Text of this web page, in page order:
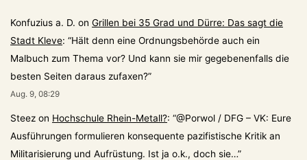
Konfuzius a. D. on Grillen bei 35 Grad und Dürre: Das sagt die
Stadt Kleve: “Hält denn eine Ordnungsbehörde auch ein
Malbuch zum Thema vor? Und kann sie mir gegebenenfalls die
besten Seiten daraus zufaxen?”
Aug. 9, 08:29
Steez on Hochschule Rhein-Metall?: “@Porwol / DFG – VK: Eure
Ausführungen formulieren konsequente pazifistische Kritik an
Militarisierung und Aufrüstung. Ist ja o.k., doch sie…”